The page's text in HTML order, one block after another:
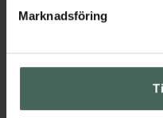
Marknadsföring
med oss.
Kundservice
Kontakta oss
Hitta apotek